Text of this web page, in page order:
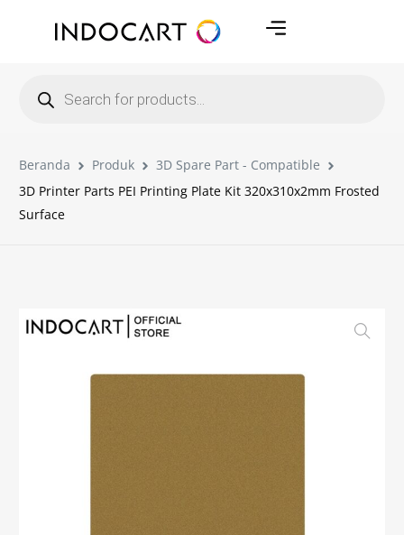
Beranda Produk
3D Spare Part - Compatible
3D Printer Parts PEI Printing Plate Kit 320x310x2mm Frosted
Surface